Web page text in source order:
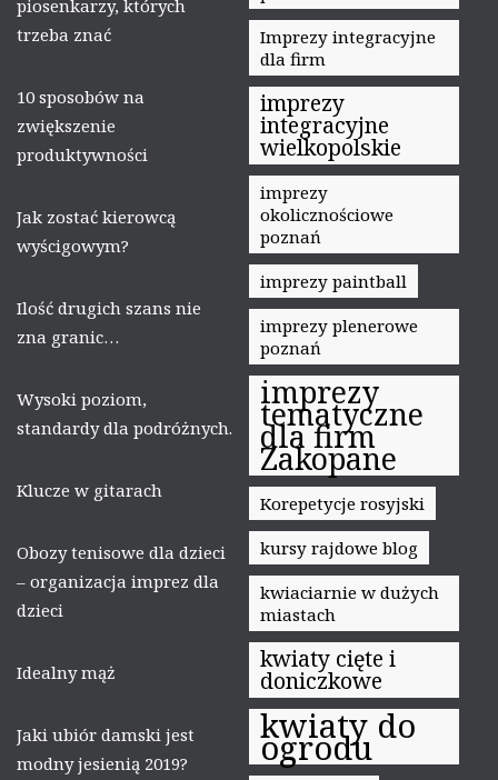
piosenkarzy, których
trzeba znać
10 sposobów na
zwiększenie
produktywności
Jak zostać kierowcą
wyścigowym?
Ilość drugich szans nie
zna granic…
Wysoki poziom,
standardy dla podróżnych.
Klucze w gitarach
Obozy tenisowe dla dzieci
– organizacja imprez dla
dzieci
Idealny mąż
Jaki ubiór damski jest
modny jesienią 2019?
Imprezy integracyjne
dla firm
imprezy
integracyjne
wielkopolskie
imprezy
okolicznościowe
poznań
imprezy paintball
imprezy plenerowe
poznań
imprezy
tematyczne
dla firm
Zakopane
Korepetycje rosyjski
kursy rajdowe blog
kwiaciarnie w dużych
miastach
kwiaty cięte i
doniczkowe
kwiaty do
ogrodu